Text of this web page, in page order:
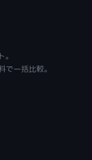
。
で一括比較。